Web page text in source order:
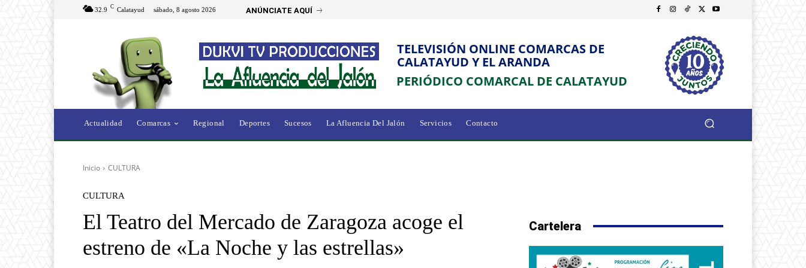
32.9 C Calatayud sábado, 8 agosto 2026 ANÚNCIATE AQUÍ
TELEVISIÓN ONLINE COMARCAS DE
CALATAYUD Y EL ARANDA
PERIÓDICO COMARCAL DE CALATAYUD
Actualidad Comarcas Regional Deportes Sucesos La Afluencia Del Jalón Servicios Contacto
Inicio CULTURA
CULTURA
El Teatro del Mercado de Zaragoza acoge el
estreno de «La Noche y las estrellas»
Cartelera